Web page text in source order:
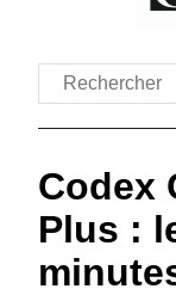
Rechercher
Codex
Plus :